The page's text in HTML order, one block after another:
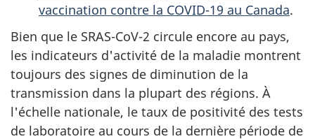
vaccination contre la COVID-19 au Canada.
Bien que le SRAS-CoV-2 circule encore au pays,
les indicateurs d'activité de la maladie montrent
toujours des signes de diminution de la
transmission dans la plupart des régions. À
l'échelle nationale, le taux de positivité des tests
de laboratoire au cours de la dernière période de